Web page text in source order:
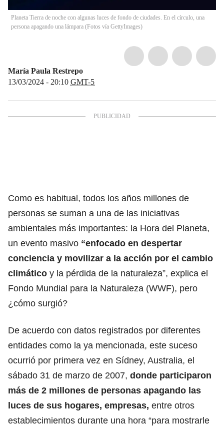
Planeta Tierra de noche con algunas luces de fondo de ciudades. En el círculo, una
persona apagando una lámpara (Fotos vía GettyImages)
María Paula Restrepo
13/03/2024 - 20:10 GMT-5
Como es habitual, todos los años millones de
personas se suman a una de las iniciativas
ambientales más importantes: la Hora del Planeta,
un evento masivo “enfocado en despertar
conciencia y movilizar a la acción por el cambio
climático y la pérdida de la naturaleza”, explica el
Fondo Mundial para la Naturaleza (WWF), pero
¿cómo surgió?
De acuerdo con datos registrados por diferentes
entidades como la ya mencionada, este suceso
ocurrió por primera vez en Sídney, Australia, el
sábado 31 de marzo de 2007, donde participaron
más de 2 millones de personas apagando las
luces de sus hogares, empresas, entre otros
establecimientos durante una hora “para mostrarle